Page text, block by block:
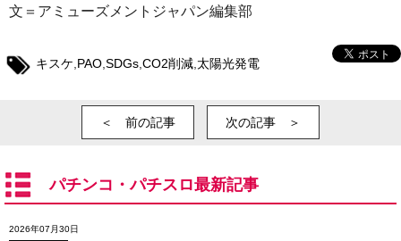
文＝アミューズメントジャパン編集部
キスケ PAO SDGs CO2削減 太陽光発電
＜ 前の記事 次の記事 ＞
パチンコ・パチスロ最新記事
2026年07月30日